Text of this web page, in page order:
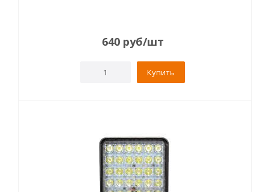
640 руб/шт
Купить